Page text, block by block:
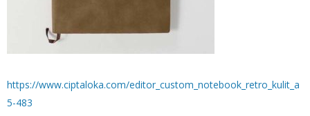
https://www.ciptaloka.com/editor_custom_notebook_retro_kulit_a
5-483